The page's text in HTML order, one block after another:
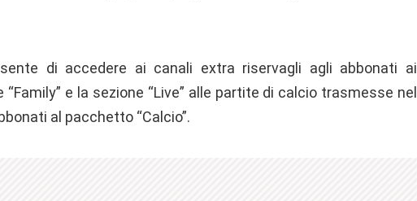
di accedere ai canali extra riservagli agli abbonati ai
“Family” e la sezione “Live” alle partite di calcio trasmesse nel
al pacchetto “Calcio”.